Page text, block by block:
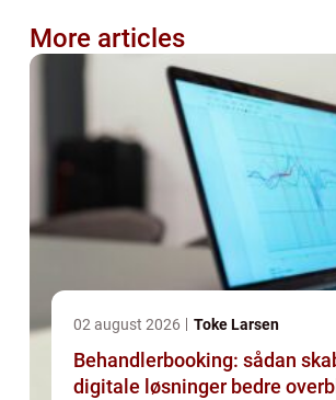
More articles
02 august 2026 Toke Larsen
Behandlerbooking: sådan
digitale løsninger bedre